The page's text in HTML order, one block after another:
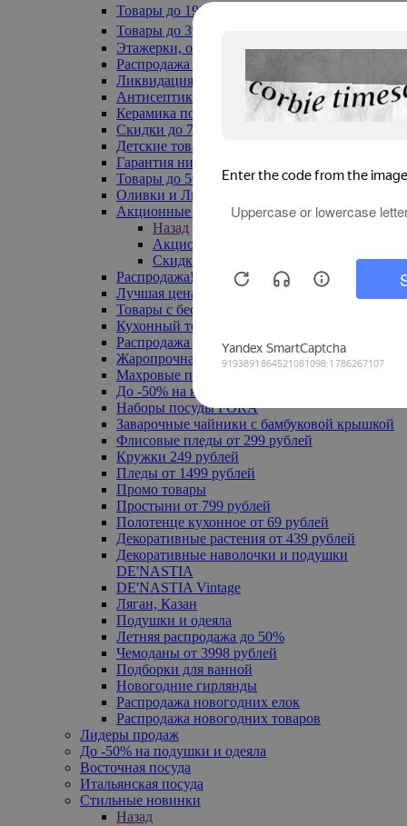
Товары до 199₽
Товары до 399₽
Этажерки, обувницы
Распродажа текстиля до -50%
Ликвидация до -70%
Антисептики
Керамика по 129 руб
Скидки до 70%
Детские товары
Гарантия низкой цены
Товары до 500 руб
Оливки и Лимоны
Акционные товары
Назад
Акционные товары
Скидка 20% по промокоду
Распродажа! Ульяновск до -70%
Лучшая цена
Товары с бесплатной доставкой
Кухонный текстиль
Распродажа до -50%
Жаропрочная посуда
Махровые полотенца
До -50% на ковры
Наборы посуды FORA
Заварочные чайники с бамбуковой крышкой
Флисовые пледы от 299 рублей
Кружки 249 рублей
Пледы от 1499 рублей
Промо товары
Простыни от 799 рублей
Полотенце кухонное от 69 рублей
Декоративные растения от 439 рублей
Декоративные наволочки и подушки
DE'NASTIA
DE'NASTIA Vintage
Ляган, Казан
Подушки и одеяла
Летняя распродажа до 50%
Чемоданы от 3998 рублей
Подборки для ванной
Новогодние гирлянды
Распродажа новогодних елок
Распродажа новогодних товаров
Лидеры продаж
До -50% на подушки и одеяла
Восточная посуда
Итальянская посуда
Стильные новинки
Назад